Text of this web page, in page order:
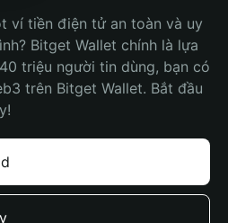
ví tiền điện tử an toàn và uy
Bitget Wallet chính là lựa
triệu người tin dùng, bạn có
trên Bitget Wallet. Bắt đầu